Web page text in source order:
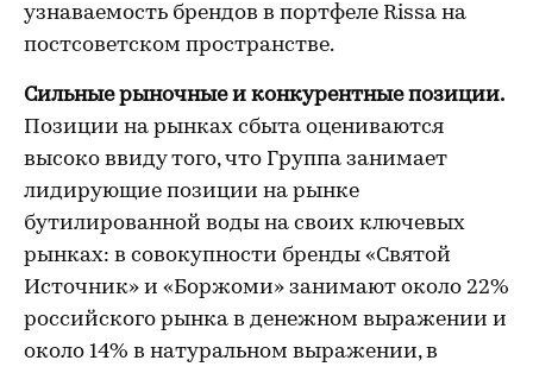
узнаваемость брендов в портфеле Rissa на
постсоветском пространстве.
Сильные рыночные и конкурентные позиции.
Позиции на рынках сбыта оцениваются
высоко ввиду того, что Группа занимает
лидирующие позиции на рынке
бутилированной воды на своих ключевых
рынках: в совокупности бренды «Святой
Источник» и «Боржоми» занимают около 22%
российского рынка в денежном выражении и
около 14% в натуральном выражении, в